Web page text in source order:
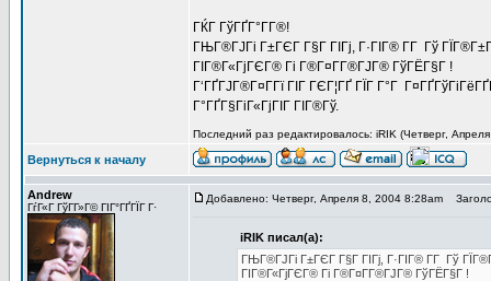
ГЌГ ГўГҐГ°Г­Г®!
ГЊГ®ГЈГі Г±ГЄГ Г§Г ГІГј, Г·ГІГ® Г­Г Гў
ГІГ®Г«ГјГЄГ® Гі Г®Г¤Г­Г®ГЈГ® ГўГЁГ§Г !
Г‘ГҐГЈГ®Г¤Г­Гї ГІГ ГЄГ¦ГҐ ГЇГ Г°Г
Г°ГҐГ§ГіГ«ГјГІГ ГІГ®Гў.
Последний раз редактировалось: iRIK (Четверг,
Вернуться к началу
Andrew
ГѓГ«Г ГўГ­Г»Г© ГІГ°ГҐГЇГ Г·
Добавлено: Четверг, Апреля 8, 2004 8:28am
iRIK писал(а):
ГЊГ®ГЈГі Г±ГЄГ Г§Г ГІГј, Г·ГІГ® Г­Г Гў
ГІГ®Г«ГјГЄГ® Гі Г®Г¤Г­Г®ГЈГ® ГўГЁГ§Г !